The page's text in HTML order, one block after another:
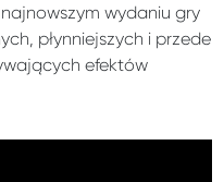
wydaniu gry
płynniejszych i przede
efektów